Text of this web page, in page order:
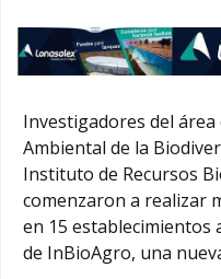
Investigadores del área
Ambiental de la
Instituto de Recursos
comenzaron a realizar
en 15
de InBioAgro, una